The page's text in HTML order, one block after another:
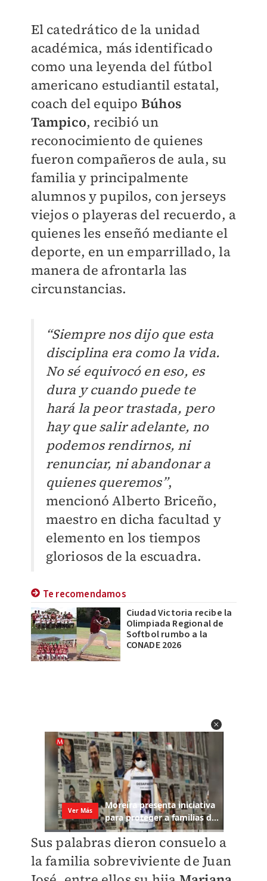
El catedrático de la unidad
académica, más identificado
como una leyenda del fútbol
americano estudiantil estatal,
coach del equipo Búhos
Tampico, recibió un
reconocimiento de quienes
fueron compañeros de aula, su
familia y principalmente
alumnos y pupilos, con jerseys
viejos o playeras del recuerdo, a
quienes les enseñó mediante el
deporte, en un emparrillado, la
manera de afrontarla las
circunstancias.
“Siempre nos dijo que esta
disciplina era como la vida.
No sé equivocó en eso, es
dura y cuando puede te
hará la peor trastada, pero
hay que salir adelante, no
podemos rendirnos, ni
renunciar, ni abandonar a
quienes queremos”,
mencionó Alberto Briceño,
maestro en dicha facultad y
elemento en los tiempos
gloriosos de la escuadra.
Te recomendamos
Ciudad Victoria recibe la
Olimpiada Regional de
Softbol rumbo a la
CONADE 2026
Sus palabras dieron consuelo a
la familia sobreviviente de Juan